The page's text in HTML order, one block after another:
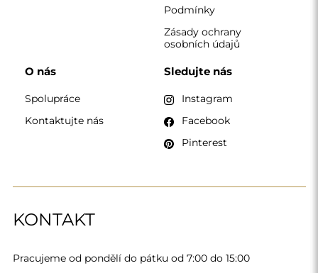
KONTAKT
Pracujeme od pondělí do pátku od 7:00 do 15:00
Podmínky
Zásady ochrany
osobních údajů
O nás
Spolupráce
Kontaktujte nás
Sledujte nás
Instagram
Facebook
Pinterest